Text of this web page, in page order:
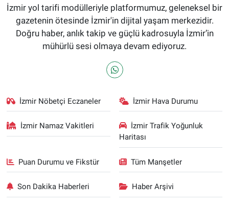
İzmir yol tarifi modülleriyle platformumuz, geleneksel bir
gazetenin ötesinde İzmir'in dijital yaşam merkezidir.
Doğru haber, anlık takip ve güçlü kadrosuyla İzmir’in
mühürlü sesi olmaya devam ediyoruz.
İzmir Nöbetçi Eczaneler İzmir Hava Durumu
İzmir Namaz Vakitleri
İzmir Trafik Yoğunluk
Haritası
Puan Durumu ve Fikstür Tüm Manşetler
Son Dakika Haberleri Haber Arşivi